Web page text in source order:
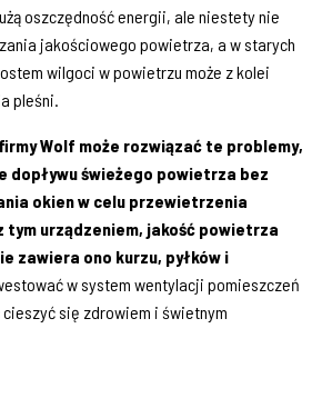
oszczędność energii, ale niestety nie
jakościowego powietrza, a w starych
wilgoci w powietrzu może z kolei
pleśni.
Wolf może rozwiązać te problemy,
dopływu świeżego powietrza bez
okien w celu przewietrzenia
tym urządzeniem, jakość powietrza
zawiera ono kurzu, pyłków i
w system wentylacji pomieszczeń
się zdrowiem i świetnym